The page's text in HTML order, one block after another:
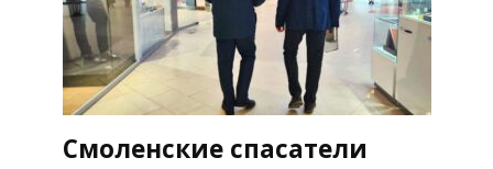
Смоленские спасатели